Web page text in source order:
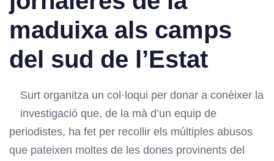
maduixa als camps
del sud de l’Estat
Surt organitza un col·loqui per donar a conèixer la
investigació que, de la mà d’un equip de
periodistes, ha fet per recollir els múltiples abusos
que pateixen moltes de les dones provinents del